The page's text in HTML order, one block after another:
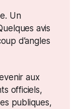
Un
avis
d’angles
aux
officiels,
publiques,